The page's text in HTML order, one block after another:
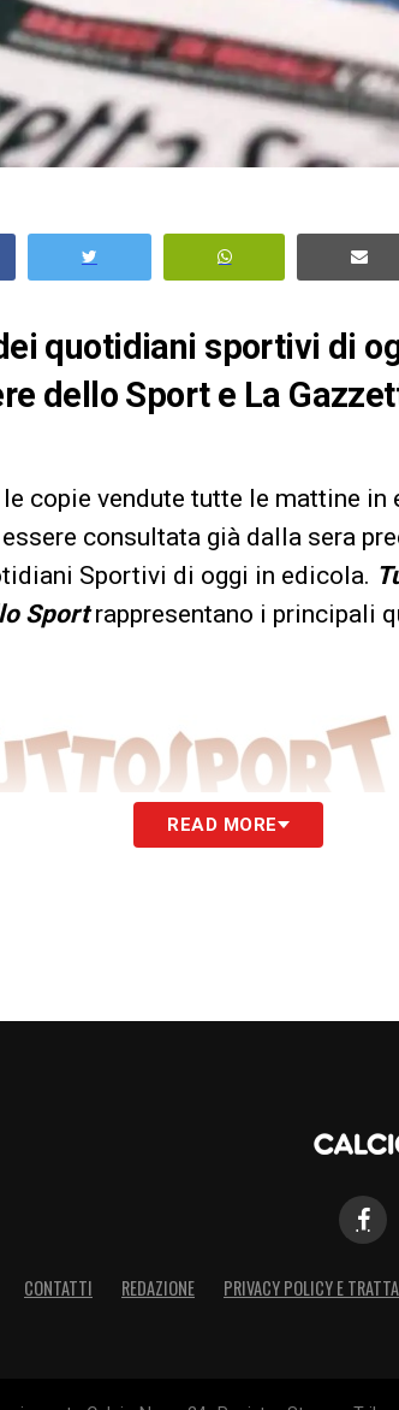
quotidiani sportivi di
dello Sport e La
copie vendute tutte le mattine in
consultata già dalla sera
Sportivi di oggi in edicola.
Sportrappresentano i principali
READ MORE
CONTATTI REDAZIONE PRIVACY POLICY E